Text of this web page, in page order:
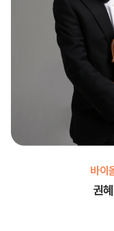
바이
권